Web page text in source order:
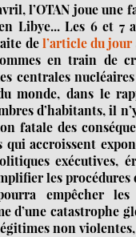
l’OTAN joue
Libye... Les 6 et 7
del’article du jour
en train de
centrales
monde, dans le
d’habitants, il
fatale des
qui accroissent
exécutives,
les
empêcher les
d’une catastrophe
non